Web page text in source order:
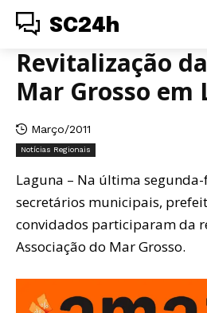
SC24h
Revitalização
Mar Grosso em
Março/2011
Notícias Regionais
Laguna – Na última
secretários municipais,
convidados participaram da
Associação do Mar Grosso.